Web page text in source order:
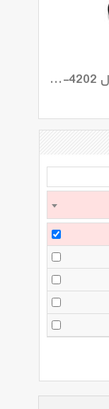
تلمبه پایی 2 سیلندر رونیکس مدل RH-4202